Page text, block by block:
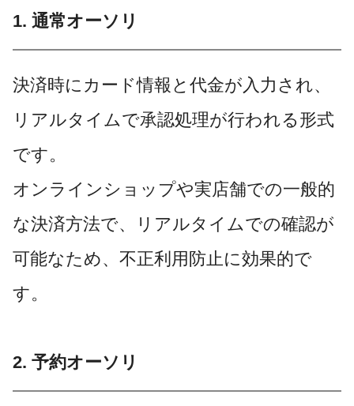
1. 通常オーソリ
決済時にカード情報と代金が入力され、
リアルタイムで承認処理が行われる形式
です。
オンラインショップや実店舗での一般的
な決済方法で、リアルタイムでの確認が
可能なため、不正利用防止に効果的で
す。
2. 予約オーソリ